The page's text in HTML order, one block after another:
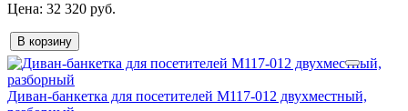
32 320 руб.
В корзину
Диван-банкетка для посетителей М117-012 двухместный,